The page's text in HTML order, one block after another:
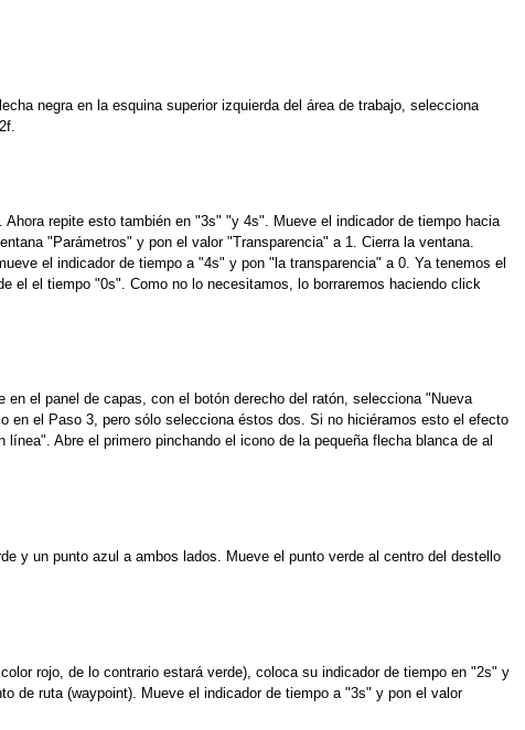
negra en la esquina superior izquierda del área de trabajo, selecciona
repite esto también en "3s" "y 4s". Mueve el indicador de tiempo hacia
"Parámetros" y pon el valor "Transparencia" a 1. Cierra la ventana.
el indicador de tiempo a "4s" y pon "la transparencia" a 0. Ya tenemos el
el el tiempo "0s". Como no lo necesitamos, lo borraremos haciendo click
el panel de capas, con el botón derecho del ratón, selecciona "Nueva
en el Paso 3, pero sólo selecciona éstos dos. Si no hiciéramos esto el efecto
Abre el primero pinchando el icono de la pequeña flecha blanca de al
y un punto azul a ambos lados. Mueve el punto verde al centro del destello
rojo, de lo contrario estará verde), coloca su indicador de tiempo en "2s" y
de ruta (waypoint). Mueve el indicador de tiempo a "3s" y pon el valor